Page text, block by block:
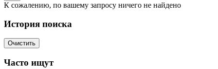
К сожалению, по вашему запросу ничего не найдено
История поиска
Очистить
Часто ищут